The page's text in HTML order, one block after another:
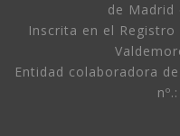
de Madrid
Inscrita en el
Entidad colaboradora